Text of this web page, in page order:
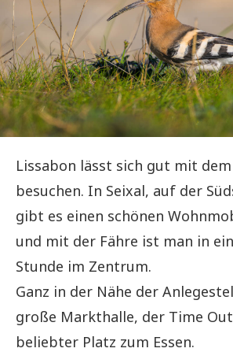
Lissabon lässt sich gut mit
besuchen. In Seixal, auf der
gibt es einen schönen
und mit der Fähre ist man in
Stunde im Zentrum.
Ganz in der Nähe der
große Markthalle, der Time
beliebter Platz zum Essen.